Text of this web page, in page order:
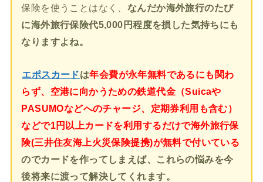
保険を使うことはなく、 なんだか海外旅行のたび
に海外旅行保険代5,000円程度を損した気持ちにも
なりますよね。
エポスカードは年会費が永年無料であるにも関わ
らず、空港に向かうための鉄道代金（Suicaや
PASUMOなどへのチャージ、定期券利用も含む）
などで1円以上カードを利用するだけで海外旅行保
険(三井住友海上火災保険提携)が無料で付いている
のでカードを作ってしまえば、これらの悩みを今
後将来に渡って解決してくれます。